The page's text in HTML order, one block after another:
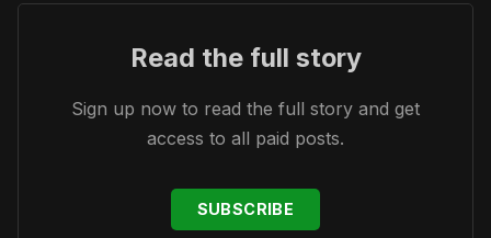
Read the full story
Sign up now to read the full story and get
access to all paid posts.
SUBSCRIBE